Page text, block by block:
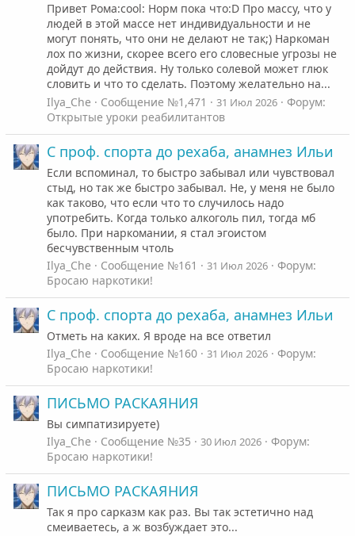
Привет Рома:cool: Норм пока что:D Про массу, что у
людей в этой массе нет индивидуальности и не
могут понять, что они не делают не так;) Наркоман
лох по жизни, скорее всего его словесные угрозы не
дойдут до действия. Ну только солевой может глюк
словить и что то сделать. Поэтому желательно на...
Ilya_Che
Сообщение №1,471 31 Июл 2026
Форум:
Открытые уроки реабилитантов
С проф. спорта до рехаба, анамнез Ильи
Если вспоминал, то быстро забывал или чувствовал
стыд, но так же быстро забывал. Не, у меня не было
как таково, что если что то случилось надо
употребить. Когда только алкоголь пил, тогда мб
было. При наркомании, я стал эгоистом
бесчувственным чтоль
Ilya_Che
Сообщение №161 31 Июл 2026
Форум:
Бросаю наркотики!
С проф. спорта до рехаба, анамнез Ильи
Отметь на каких. Я вроде на все ответил
Ilya_Che
Сообщение №160 31 Июл 2026
Форум:
Бросаю наркотики!
ПИСЬМО РАСКАЯНИЯ
Вы симпатизируете)
Ilya_Che
Сообщение №35 30 Июл 2026
Форум:
Бросаю наркотики!
ПИСЬМО РАСКАЯНИЯ
Так я про сарказм как раз. Вы так эстетично над
смеиваетесь, а ж возбуждает это...